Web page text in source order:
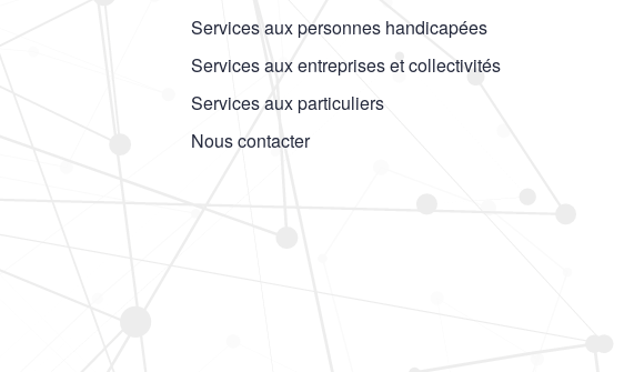
Services aux personnes handicapées
Services aux entreprises et collectivités
Services aux particuliers
Nous contacter